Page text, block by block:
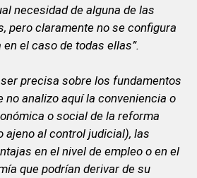
necesidad de alguna de las
pero claramente no se configura
el caso de todas ellas”.
ser precisa sobre los fundamentos
no analizo aquí la conveniencia o
o social de la reforma
ajeno al control judicial), las
en el nivel de empleo o en el
que podrían derivar de su